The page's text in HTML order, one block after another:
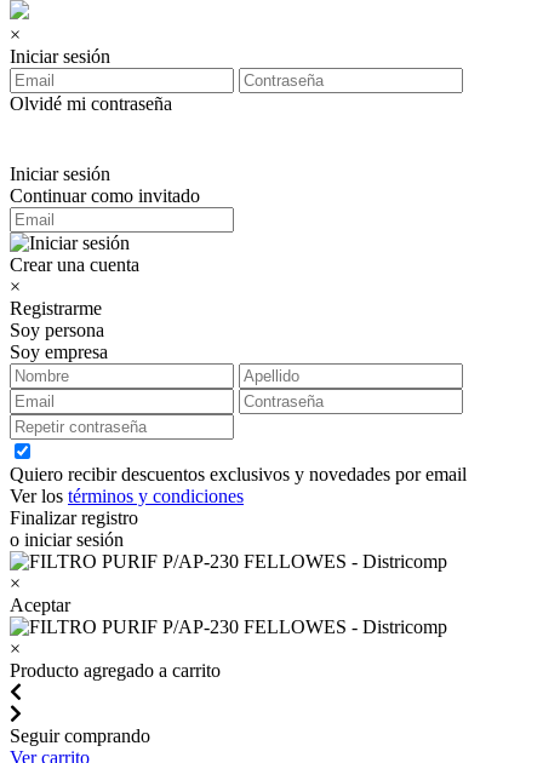
×
Iniciar sesión
Olvidé mi contraseña
Iniciar sesión
Continuar como invitado
Crear una cuenta
×
Registrarme
Soy persona
Soy empresa
Quiero recibir descuentos exclusivos y novedades por email
Ver los términos y condiciones
Finalizar registro
o iniciar sesión
×
Aceptar
×
Producto agregado a carrito
Seguir comprando
Ver carrito